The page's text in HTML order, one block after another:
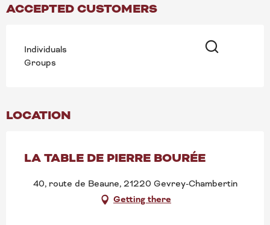
ACCEPTED CUSTOMERS
Individuals
Groups
LOCATION
LA TABLE DE PIERRE BOURÉE
40, route de Beaune, 21220 Gevrey-Chambertin
Getting there